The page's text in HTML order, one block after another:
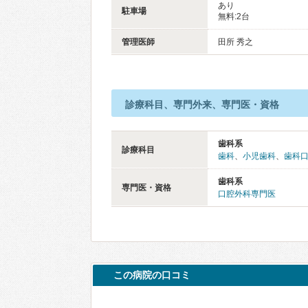
駐車場
あり
無料:2台
管理医師 田所 秀之
診療科目、専門外来、専門医・資格
診療科目
歯科系
歯科、 小児歯科、 歯科
専門医・資格
歯科系
口腔外科専門医
この病院の口コミ